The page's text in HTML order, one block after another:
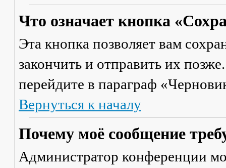
Что означает кнопка
Эта кнопка позволяет вам
закончить и отправить их
перейдите в параграф
Вернуться к началу
Почему моё сообщение
Администратор конференции